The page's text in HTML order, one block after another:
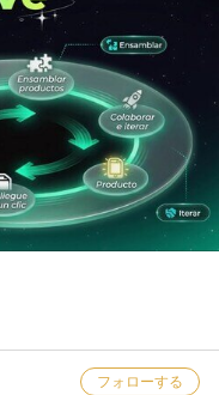
フォローする